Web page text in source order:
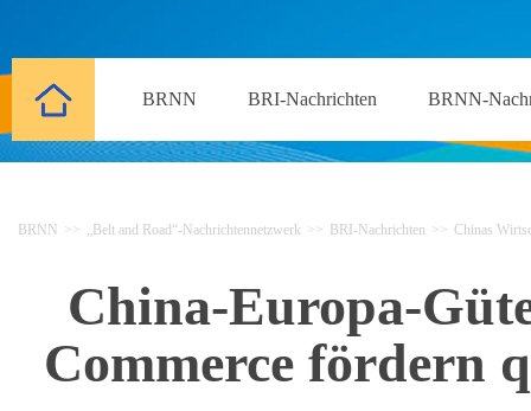
BRNN BRI-Nachrichten BRNN-
BRNN >> „Belt and Road“-Nachrichtennetzwerk >> BRI-Nachrichten >> Chinas
China-Europa-
Commerce fördern